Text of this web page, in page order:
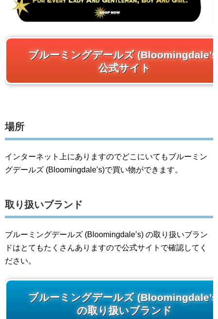
ブルーミングデールズ
公式サイト
場所
インターネット上にありますのでどこにいてもブルーミン
グデールズ (Bloomingdale’s)で買い物ができます。
取り扱いブランド
ブルーミングデールズ (Bloomingdale’s) の取り扱いブラン
ドはとてもたくさんありますので公式サイトで確認してく
ださい。
ブルーミングデールズ
の取り扱いブランド